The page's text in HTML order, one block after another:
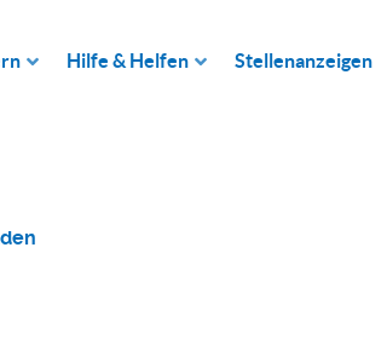
Hilfe & Helfen Stellenanzeigen